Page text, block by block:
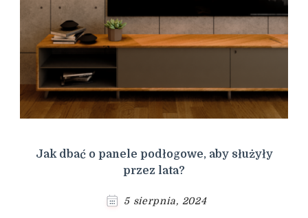
Jak dbać o panele podłogowe, aby służyły
przez lata?
5 sierpnia, 2024